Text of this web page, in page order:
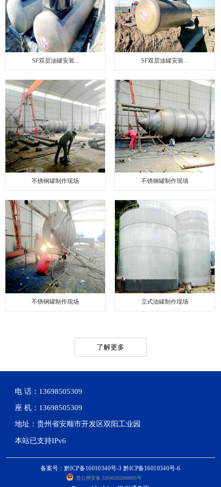
SF双层油罐安装... SF双层油罐安装...
不锈钢罐制作现场 不锈钢罐制作现场
不锈钢罐制作现场 立式油罐制作现场
了解更多
电 话：13698505309
座 机：13698505309
地址：贵州省安顺市开发区双阳工业园
本站已支持IPv6
备案号：黔ICP备16010340号-3 黔ICP备16010340号-6
贵公网安备 52040202000095号